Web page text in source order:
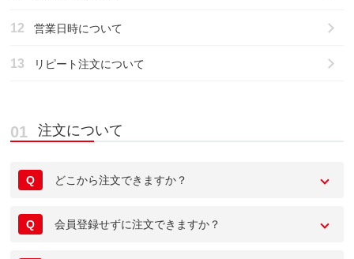
営業日時について
リピート注文について
注文について
Q どこから注文できますか？
Q 会員登録せずに注文できますか？